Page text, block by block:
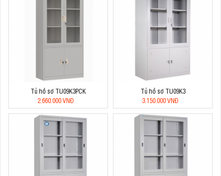
Tủ hồ sơ TU09K3PCK
2.660.000 VNĐ
Tủ hồ sơ TU09K3
3.150.000 VNĐ